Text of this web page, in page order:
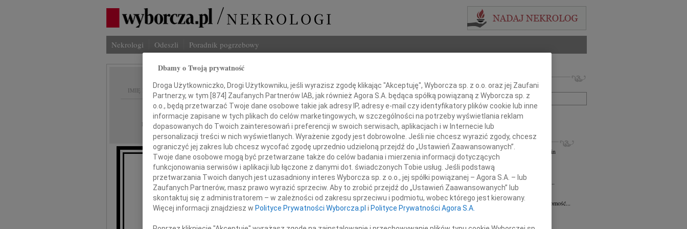
Nekrologi Odeszli Poradnik pogrzebowy
IMIĘ I NAZWISKO:
REGION: Szczecin
DATA EMISJI: 09.08.2014
Wyrazy głębokiego współczucia
po stracie
Ojca
Panu
Imię i nazwisko lub numer ogłoszenia:
+ szukanie zaawansowane
INNE NEKROLOGI
Aleksandra Szpaczyńska 29.07.2026
Szczecin
Z wielkim smutkiem i żalem przyjąłem...
23.07.2026Szczecin
Pani mec. Joannie Martyniuk-Plasze wyrazy...
Edward Ciupak
08.07.2026
Z wielkim smutkiem i żalem przyjąłem wiadomość...
Stanisław Pietrzak
Z wielkim smutkiem i żalem przyjąłem...
Dbamy o Twoją prywatność
Droga Użytkowniczko, Drogi Użytkowniku, jeśli wyrazisz zgodę klikając "Akceptuję", Wyborcza sp. z o.o. oraz jej Zaufani
Partnerzy, w tym [874] Zaufanych Partnerów IAB, jak również Agora S.A. będąca spółką powiązaną z Wyborcza sp. z
o.o., będą przetwarzać Twoje dane osobowe takie jak adresy IP, adresy e-mail czy identyfikatory plików cookie lub inne
informacje zapisane w tych plikach do celów marketingowych, w szczególności na potrzeby wyświetlania reklam
dopasowanych do Twoich zainteresowań i preferencji w swoich serwisach, aplikacjach i w Internecie lub
personalizacji treści w nich wyświetlanych. Wyrażenie zgody jest dobrowolne. Jeśli nie chcesz wyrazić zgody, chcesz
ograniczyć jej zakres lub chcesz wycofać zgodę uprzednio udzieloną przejdź do „Ustawień Zaawansowanych”.
Twoje dane osobowe mogą być przetwarzane także do celów badania i mierzenia informacji dotyczących
funkcjonowania serwisów i aplikacji lub łączone z danymi dot. świadczonych Tobie usług. Jeśli podstawą
przetwarzania Twoich danych jest uzasadniony interes Wyborcza sp. z o.o., jej spółki powiązanej – Agora S.A. – lub
Zaufanych Partnerów, masz prawo wyrazić sprzeciw. Aby to zrobić przejdź do „Ustawień Zaawansowanych” lub
skontaktuj się z administratorem – w zależności od zakresu sprzeciwu i podmiotu, wobec którego jest kierowany.
Więcej informacji znajdziesz w Polityce Prywatności Wyborcza.pl i Polityce Prywatności Agora S.A.